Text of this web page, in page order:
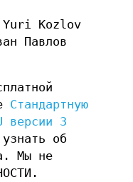
Yuri Kozlov
Павлов
Стандартную
версии 3
об
Мы не